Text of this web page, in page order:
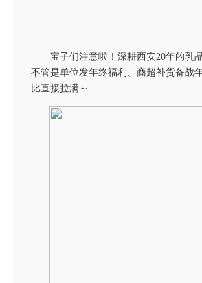
宝子们注意啦！深耕西安20年的乳
不管是单位发年终福利、商超补货备战
比直接拉满～